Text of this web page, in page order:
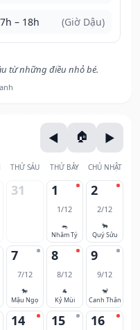
– 18h (Giờ Dậu)
từ những điều nhỏ bé.
THỨ SÁU THỨ BẢY CHỦ NHẬT
31 1
1/12
🐀
Nhâm Tý
2
2/12
🐂
Quý Sửu
7
7/12
🐎
Mậu Ngọ
8
8/12
🐐
Kỷ Mùi
9
9/12
🐒
Canh Thân
14 15 16